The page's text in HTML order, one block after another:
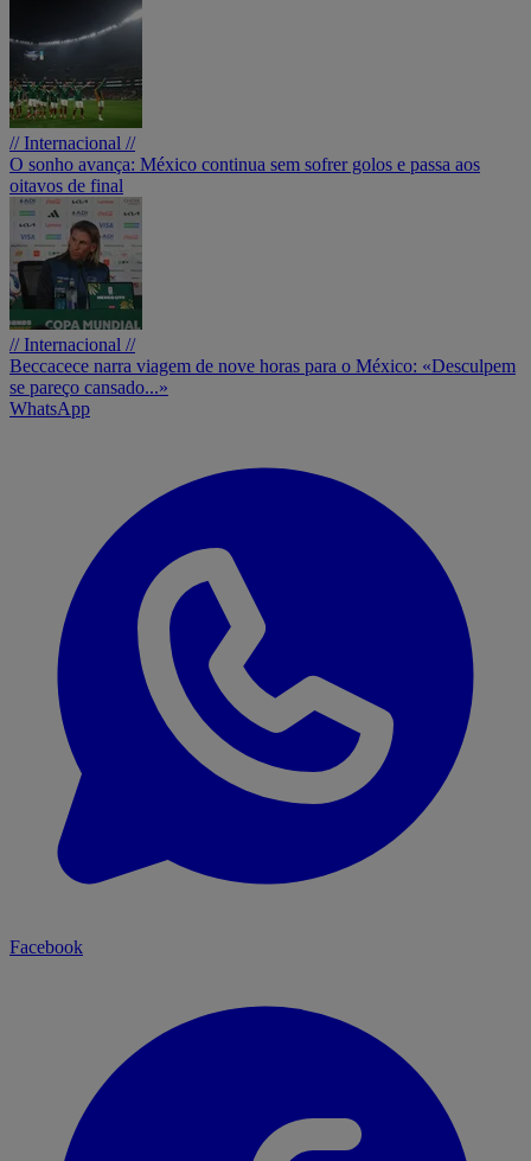
// Internacional //
O sonho avança: México continua sem sofrer golos e passa aos
oitavos de final
// Internacional //
Beccacece narra viagem de nove horas para o México: «Desculpem
se pareço cansado...»
WhatsApp
Facebook